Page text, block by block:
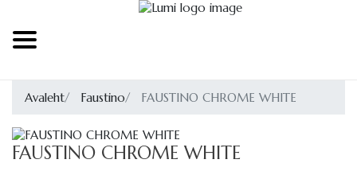
Avaleht Faustino FAUSTINO CHROME WHITE
FAUSTINO CHROME WHITE